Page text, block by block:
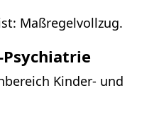
Maßregelvollzug.
Psychiatrie
Kinder- und